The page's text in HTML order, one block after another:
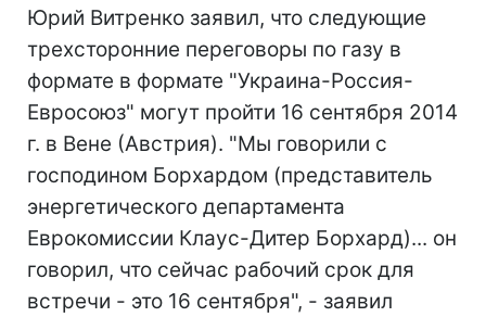
Юрий Витренко заявил, что следующие
трехсторонние переговоры по газу в
формате в формате "Украина-Россия-
Евросоюз" могут пройти 16 сентября 2014
г. в Вене (Австрия). "Мы говорили с
господином Борхардом (представитель
энергетического департамента
Еврокомиссии Клаус-Дитер Борхард)... он
говорил, что сейчас рабочий срок для
встречи - это 16 сентября", - заявил